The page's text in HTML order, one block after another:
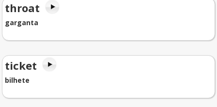
throat
garganta
ticket
bilhete